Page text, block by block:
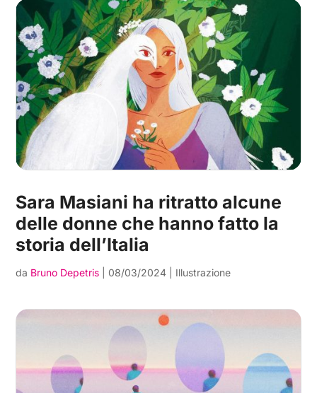
Sara Masiani ha ritratto alcune
delle donne che hanno fatto la
storia dell’Italia
da Bruno Depetris 08/03/2024 Illustrazione